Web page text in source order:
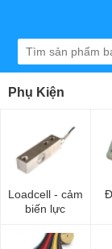
Phụ Kiện
Loadcell - cảm
biến lực